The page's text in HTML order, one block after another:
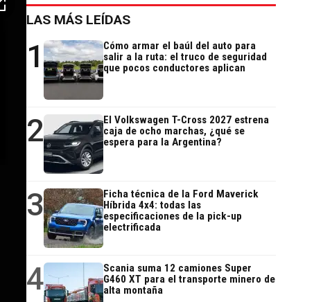
LAS MÁS LEÍDAS
1
Cómo armar el baúl del auto para
salir a la ruta: el truco de seguridad
que pocos conductores aplican
2
El Volkswagen T-Cross 2027 estrena
caja de ocho marchas, ¿qué se
espera para la Argentina?
3
Ficha técnica de la Ford Maverick
Híbrida 4x4: todas las
especificaciones de la pick-up
electrificada
4
Scania suma 12 camiones Super
G460 XT para el transporte minero de
alta montaña